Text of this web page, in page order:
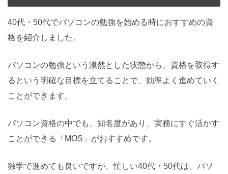
40代・50代でパソコンの勉強を始める時におすすめの資
格を紹介しました。
パソコンの勉強という漠然とした状態から、資格を取得す
るという明確な目標を立てることで、効率よく進めていく
ことができます。
パソコン資格の中でも、知名度があり、実務にすぐ活かす
ことができる「MOS」がおすすめです。
独学で進めても良いですが、忙しい40代・50代は、パソ